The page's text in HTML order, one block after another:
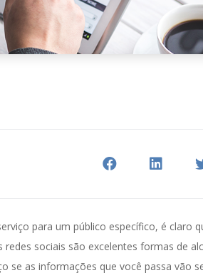
para um público específico, é claro
sociais são excelentes formas de
se as informações que você passa vão